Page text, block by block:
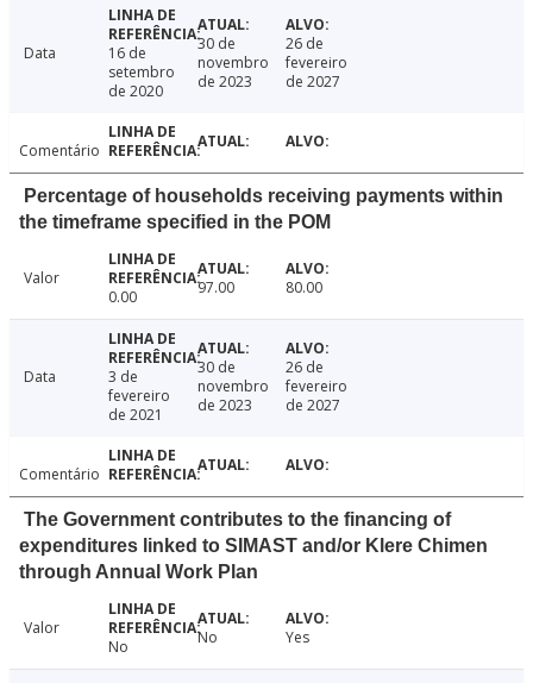
Data
16 de
setembro
de 2020
30 de
novembro
de 2023
26 de
fevereiro
de 2027
Comentário
Percentage of households receiving payments within
the timeframe specified in the POM
Valor
0.00
97.00 80.00
Data
3 de
fevereiro
de 2021
30 de
novembro
de 2023
26 de
fevereiro
de 2027
Comentário
The Government contributes to the financing of
expenditures linked to SIMAST and/or Klere Chimen
through Annual Work Plan
Valor
No
No Yes